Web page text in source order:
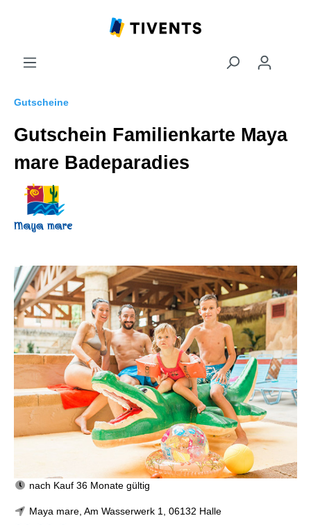
Gutscheine
Gutschein Familienkarte Maya
mare Badeparadies
nach Kauf 36 Monate gültig
Maya mare, Am Wasserwerk 1, 06132 Halle